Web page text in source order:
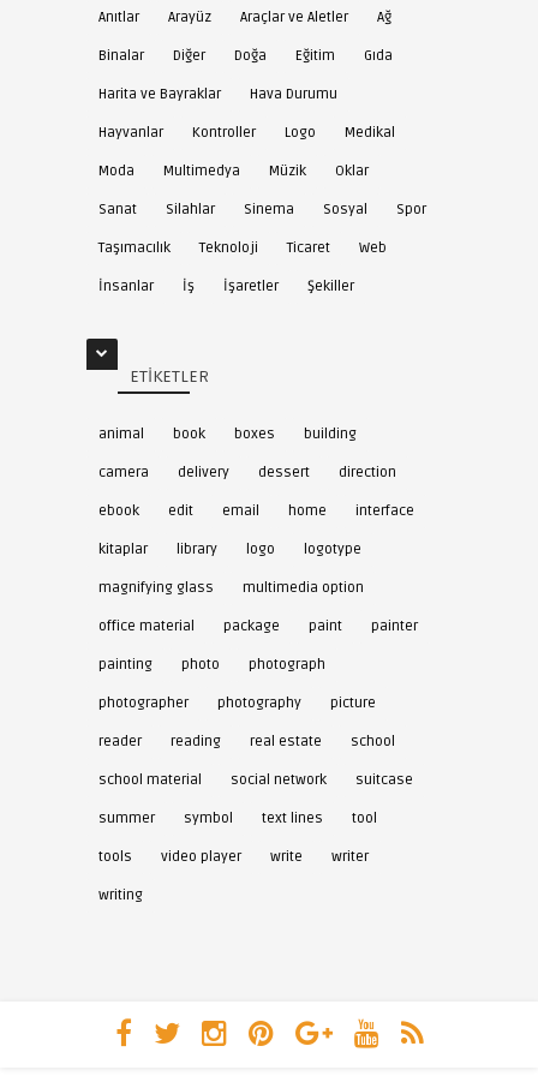
Anıtlar Arayüz Araçlar ve Aletler Ağ
Binalar Diğer Doğa Eğitim Gıda
Harita ve Bayraklar Hava Durumu
Hayvanlar Kontroller Logo Medikal
Moda Multimedya Müzik Oklar
Sanat Silahlar Sinema Sosyal Spor
Taşımacılık Teknoloji Ticaret Web
İnsanlar İş İşaretler Şekiller
ETIKETLER
animal book boxes building
camera delivery dessert direction
ebook edit email home interface
kitaplar library logo logotype
magnifying glass multimedia option
office material package paint painter
painting photo photograph
photographer photography picture
reader reading real estate school
school material social network suitcase
summer symbol text lines tool
tools video player write writer
writing